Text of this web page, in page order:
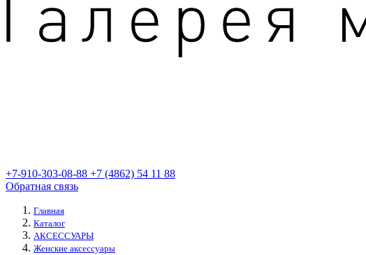
+7-910-303-08-88 +7 (4862) 54 11 88
Обратная связь
Главная
Каталог
АКСЕССУАРЫ
Женские аксессуары